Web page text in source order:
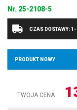
Nr. 25-2108-5
CZAS DOSTAWY:
PRODUKT NOWY
TWOJA CENA